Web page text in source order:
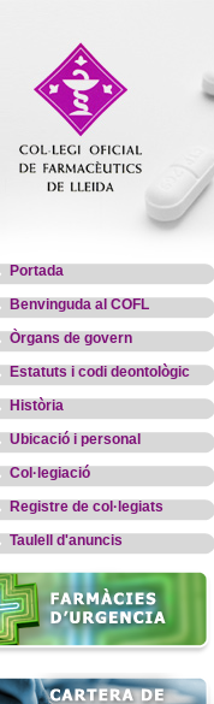
Portada
Benvinguda al COFL
Òrgans de govern
Estatuts i codi deontològic
Història
Ubicació i personal
Col·legiació
Registre de col·legiats
Taulell d'anuncis